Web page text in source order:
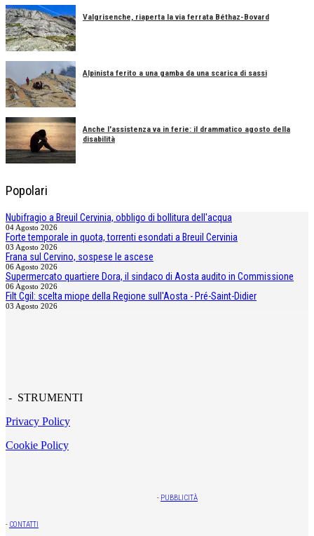
Valgrisenche, riaperta la via ferrata Béthaz-Bovard
Alpinista ferito a una gamba da una scarica di sassi
Anche l'assistenza va in ferie: il drammatico agosto della
disabilità
Popolari
Nubifragio a Breuil Cervinia, obbligo di bollitura dell'acqua
04 Agosto 2026
Forte temporale in quota, torrenti esondati a Breuil Cervinia
03 Agosto 2026
Frana sul Cervino, sospese le ascese
06 Agosto 2026
Supermercato quartiere Dora, il sindaco di Aosta audito in Commissione
06 Agosto 2026
Filt Cgil: scelta miope della Regione sull'Aosta - Pré-Saint-Didier
03 Agosto 2026
- STRUMENTI
Privacy Policy
Cookie Policy
- PUBBLICITÀ
- CONTATTI